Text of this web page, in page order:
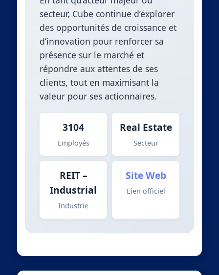
secteur, Cube continue d’explorer
des opportunités de croissance et
d’innovation pour renforcer sa
présence sur le marché et
répondre aux attentes de ses
clients, tout en maximisant la
valeur pour ses actionnaires.
3104
Employés
Real Estate
Secteur
REIT –
Industrial
Industrie
Site Web
Lien officiel